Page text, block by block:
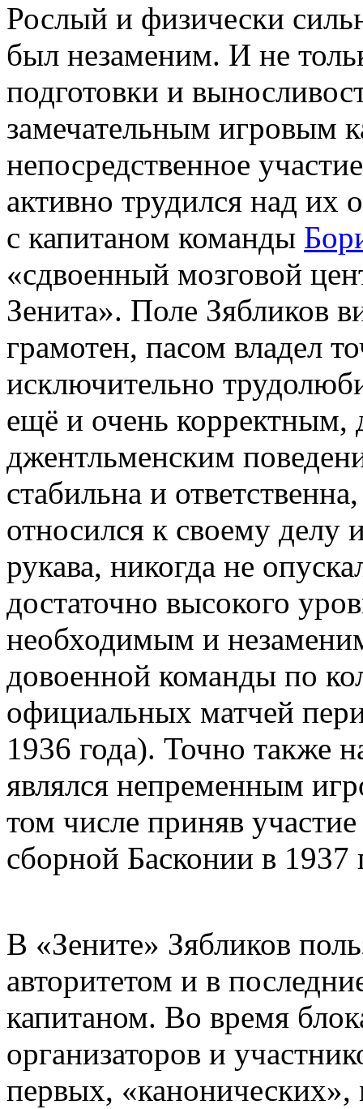
Рослый и физически
был незаменим. И не
подготовки и
замечательным игровым
непосредственное
активно трудился над их
с капитаном команды
«сдвоенный мозговой
Зенита». Поле Зябликов
грамотен, пасом владел
исключительно
ещё и очень корректным,
джентльменским
стабильна и
относился к своему делу
рукава, никогда не
достаточно высокого
необходимым и
довоенной команды по
официальных матчей
1936 года). Точно также
являлся непременным
том числе приняв
сборной Басконии в 1937
В «Зените» Зябликов
авторитетом и в
капитаном. Во время
организаторов и
первых,